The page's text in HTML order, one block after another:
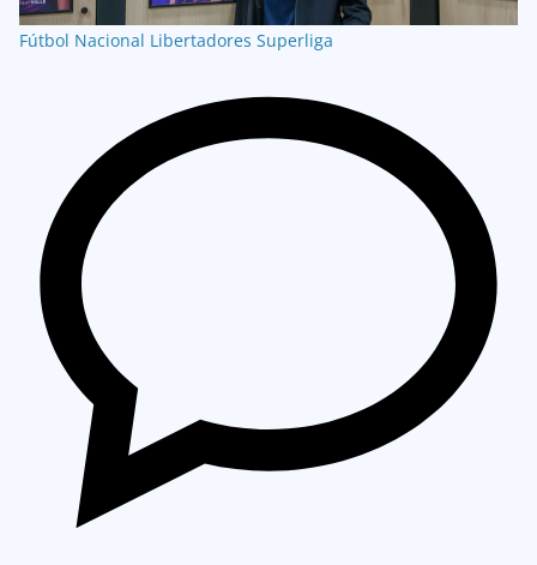
Fútbol Nacional Libertadores Superliga